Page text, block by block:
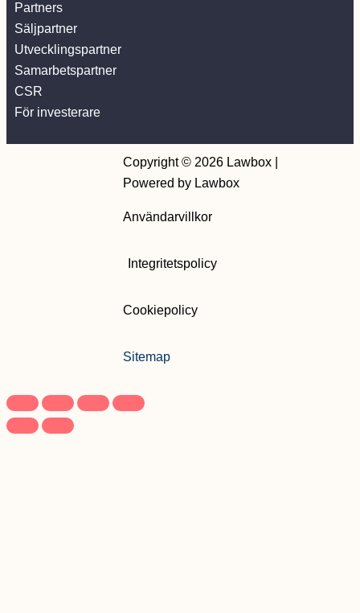
Partners
Säljpartner
Utvecklingspartner
Samarbetspartner
CSR
För investerare
Copyright © 2026 Lawbox |
Powered by Lawbox
Användarvillkor
Integritetspolicy
Cookiepolicy
Sitemap